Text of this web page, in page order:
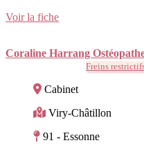
Voir la fiche
Coraline Harrang
Freins
Cabinet
Viry-Châtillon
91 - Essonne